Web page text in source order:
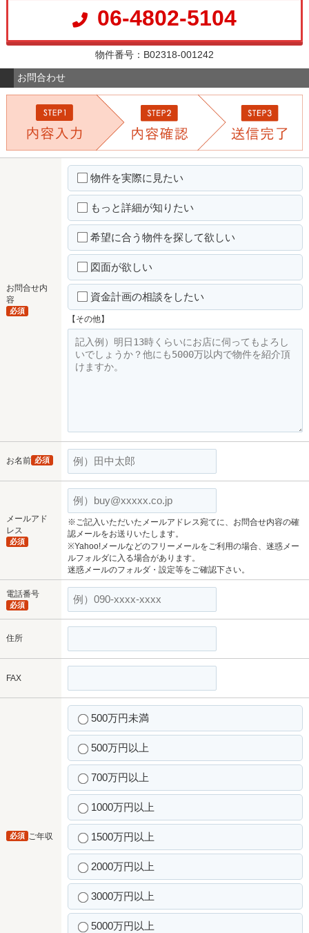
06-4802-5104
物件番号：B02318-001242
お問合わせ
お問合せ内
容
必須
物件を実際に見たい
もっと詳細が知りたい
希望に合う物件を探して欲しい
図面が欲しい
資金計画の相談をしたい
【その他】
お名前 必須
メールアド
レス
必須
※ご記入いただいたメールアドレス宛てに、お問合せ内容の確
認メールをお送りいたします。
※Yahoo!メールなどのフリーメールをご利用の場合、迷惑メー
ルフォルダに入る場合があります。
迷惑メールのフォルダ・設定等をご確認下さい。
電話番号
必須
住所
FAX
ご年収
必須
500万円未満
500万円以上
700万円以上
1000万円以上
1500万円以上
2000万円以上
3000万円以上
5000万円以上